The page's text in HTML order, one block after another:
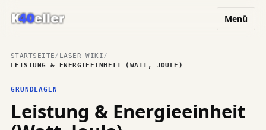
Menü
STARTSEITE/ LASER WIKI/
LEISTUNG & ENERGIEEINHEIT (WATT, JOULE)
GRUNDLAGEN
Leistung & Energieeinheit